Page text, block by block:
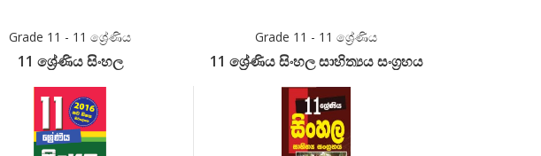
Grade 11 - 11 ශ්‍රේණිය
11 ශ්‍රේණිය සිංහල
Grade 11 - 11 ශ්‍රේණිය
11 ශ්‍රේණිය සිංහල සාහිත්‍යය සංග්‍රහය